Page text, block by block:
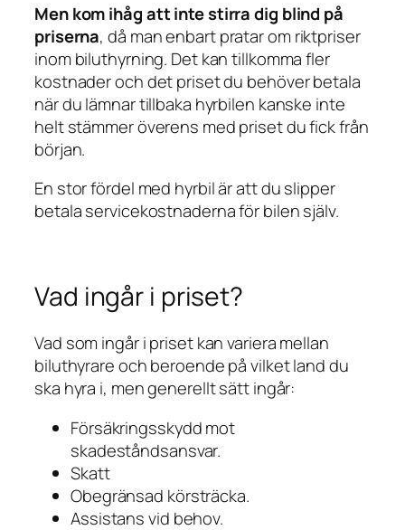
Men kom ihåg att intestirra dig blind på
priserna, då man enbart pratar om riktpriser
inom biluthyrning. Det kan tillkomma fler
kostnader och det priset du behöver betala
när du lämnar tillbaka hyrbilen kanske inte
helt stämmer överens med priset du fick från
början.
En stor fördel med hyrbil är att du slipper
betala servicekostnaderna för bilen själv.
Vad ingår i priset?
Vad som ingår i priset kan variera mellan
biluthyrare och beroende på vilket land du
ska hyra i, men generellt sätt ingår:
Försäkringsskydd mot
skadeståndsansvar.
Skatt
Obegränsad körsträcka.
Assistans vid behov.